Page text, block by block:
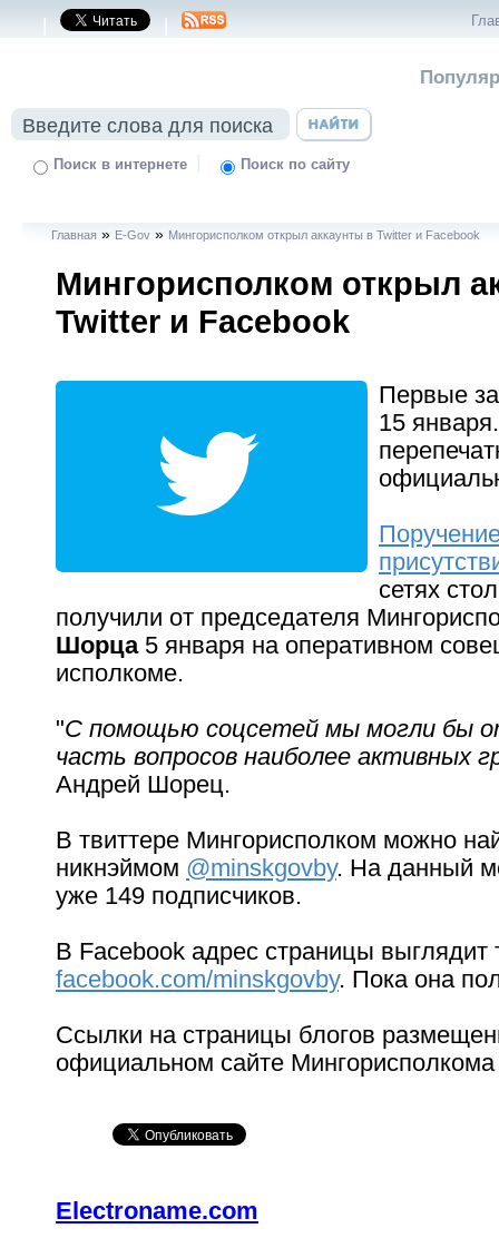
| |
Поиск в интернете | Поиск по сайту
Главная » E-Gov » Мингорисполком открыл аккаунты в Twitter и Facebook
Мингорисполком открыл
Twitter и Facebook
Первые
15
сетях
получили от председателя
Шорца5 января на оперативном
исполкоме.
"С помощью соцсетей мы могли бы
часть вопросов наиболее активных
Андрей Шорец.
В твиттере Мингорисполком можно
никнэймом @minskgovby. На данный
уже 149 подписчиков.
В Facebook адрес страницы выглядит
facebook.com/minskgovby. Пока она
Ссылки на страницы блогов
официальном сайте
Electroname.com